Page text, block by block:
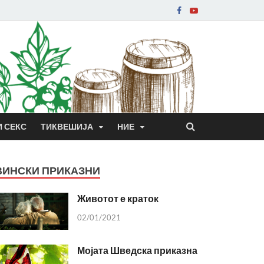
СЕКС ТИКВЕШИЈА НИЕ
ПРИКАЗНИ
Животот е краток
02/01/2021
Мојата Шведска приказна